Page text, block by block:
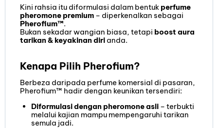
Kini rahsia itu diformulasi dalam bentuk perfume
pheromone premium – diperkenalkan sebagai
Pherofium™.
Bukan sekadar wangian biasa, tetapi boost aura
tarikan & keyakinan diri anda.
Kenapa Pilih Pherofium?
Berbeza daripada perfume komersial di pasaran,
Pherofium™ hadir dengan keunikan tersendiri:
Diformulasi dengan pheromone asli– terbukti
melalui kajian mampu mempengaruhi tarikan
semula jadi.